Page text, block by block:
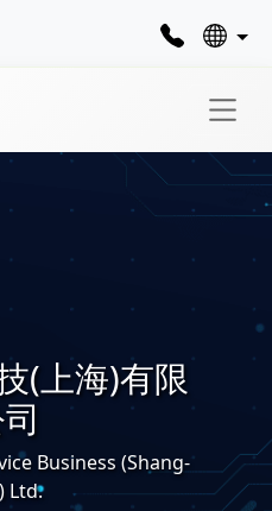
(上海)有限
Business (Shang-
Ltd.